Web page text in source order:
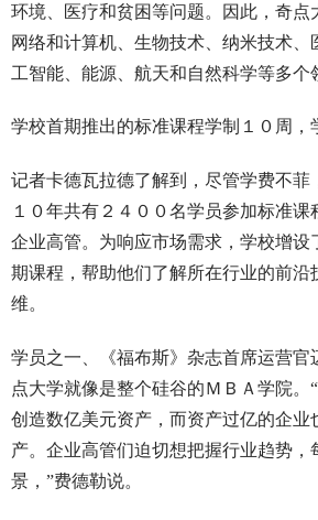
环境、医疗和贫困等问题。因此，奇点
网络和计算机、生物技术、纳米技术、
工智能、能源、航天和自然科学等多个
学校首期推出的标准课程学制１０周，
记者卡德瓦拉德了解到，尽管学费不菲
１０年共有２４００名学员参加标准课
企业高管。为响应市场需求，学校增设
期课程，帮助他们了解所在行业的前沿
维。
学员之一、《福布斯》杂志首席运营官
点大学就像是整个硅谷的ＭＢＡ学院。
创造数亿美元资产，而资产过亿的企业
产。企业高管们迫切想把握行业趋势，
景，”费德勒说。